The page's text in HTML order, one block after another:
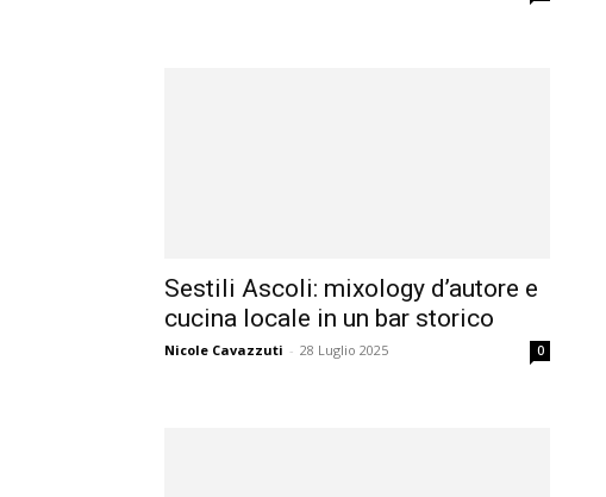
Sestili Ascoli: mixology d’autore e
cucina locale in un bar storico
Nicole Cavazzuti - 28 Luglio 2025 0